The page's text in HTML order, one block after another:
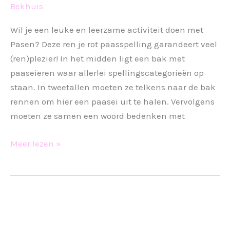
Bekhuis
Wil je een leuke en leerzame activiteit doen met
Pasen? Deze ren je rot paasspelling garandeert veel
(ren)plezier! In het midden ligt een bak met
paaseieren waar allerlei spellingscategorieën op
staan. In tweetallen moeten ze telkens naar de bak
rennen om hier een paasei uit te halen. Vervolgens
moeten ze samen een woord bedenken met
Ren
Meer lezen »